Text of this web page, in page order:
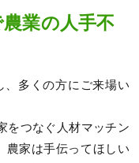
業の人手不
、多くの方にご来場い
をつなぐ人材マッチン
農家は手伝ってほしい